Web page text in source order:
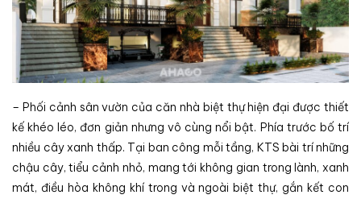
– Phối cảnh sân vườn của căn nhà biệt thự hiện đại được thiết
kế khéo léo, đơn giản nhưng vô cùng nổi bật. Phía trước bố trí
nhiều cây xanh thấp. Tại ban công mỗi tầng, KTS bài trí những
chậu cây, tiểu cảnh nhỏ, mang tới không gian trong lành, xanh
mát, điều hòa không khí trong và ngoài biệt thự, gắn kết con